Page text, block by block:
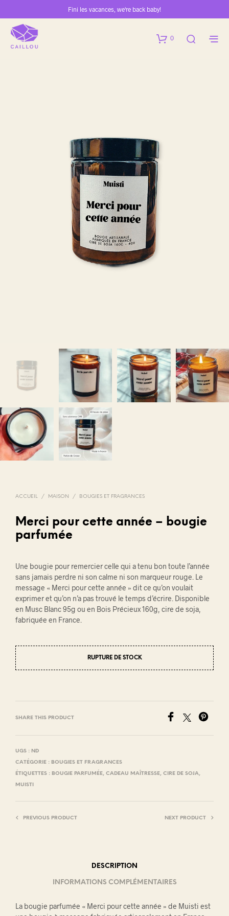
Fini les vacances, we're back baby!
0
ACCUEIL / MAISON / BOUGIES ET FRAGRANCES
Merci pour cette année – bougie
parfumée
Une bougie pour remercier celle qui a tenu bon toute l’année
sans jamais perdre ni son calme ni son marqueur rouge. Le
message « Merci pour cette année » dit ce qu’on voulait
exprimer et qu’on n’a pas trouvé le temps d’écrire. Disponible
en Musc Blanc 95g ou en Bois Précieux 160g, cire de soja,
fabriquée en France.
RUPTURE DE STOCK
SHARE THIS PRODUCT
UGS : ND
CATÉGORIE : BOUGIES ET FRAGRANCES
ÉTIQUETTES : BOUGIE PARFUMÉE, CADEAU MAÎTRESSE, CIRE DE SOJA,
MUISTI
PREVIOUS PRODUCT NEXT PRODUCT
DESCRIPTION
INFORMATIONS COMPLÉMENTAIRES
La bougie parfumée « Merci pour cette année » de Muisti est